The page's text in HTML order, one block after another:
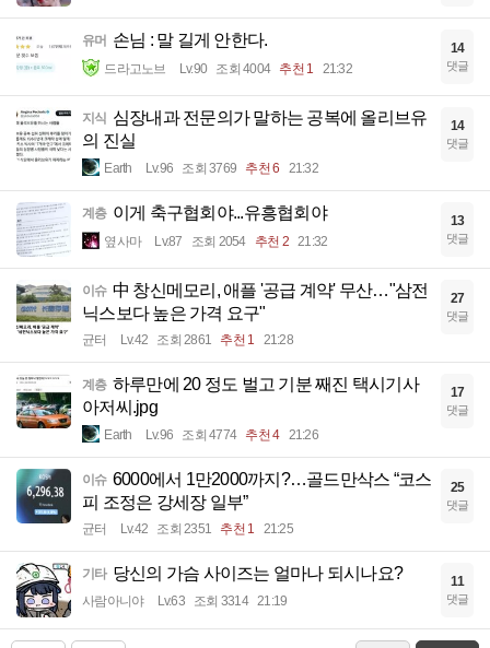
유머 손님 : 말 길게 안한다.
드라고노브 Lv.90 조회 4004 추천 1 21:32
14
댓글
지식
심장내과 전문의가 말하는 공복에 올리브유
의 진실
Earth Lv.96 조회 3769 추천 6 21:32
14
댓글
계층 이게 축구협회야...유흥협회야
옆사마 Lv.87 조회 2054 추천 2 21:32
13
댓글
이슈 中 창신메모리, 애플 '공급 계약' 무산…"삼전
닉스보다 높은 가격 요구"
균터 Lv.42 조회 2861 추천 1 21:28
27
댓글
계층 하루만에 20 정도 벌고 기분 째진 택시기사
아저씨.jpg
Earth Lv.96 조회 4774 추천 4 21:26
17
댓글
이슈 6000에서 1만2000까지?…골드만삭스 “코스
피 조정은 강세장 일부”
균터 Lv.42 조회 2351 추천 1 21:25
25
댓글
기타 당신의 가슴 사이즈는 얼마나 되시나요?
사람아니야 Lv.63 조회 3314 21:19
11
댓글